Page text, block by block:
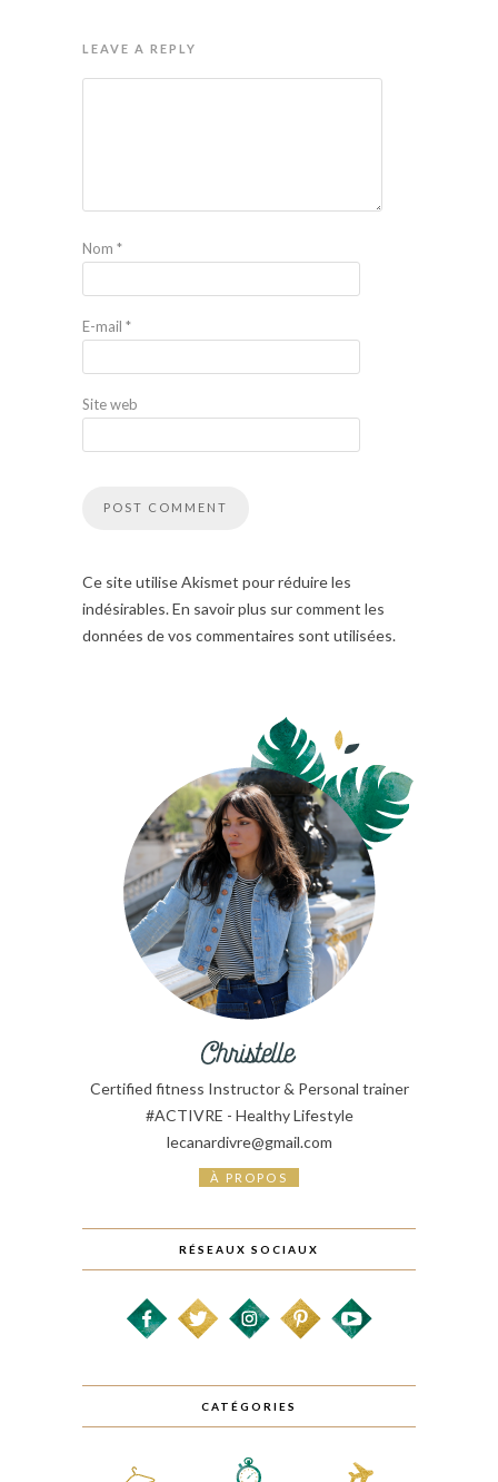
LEAVE A REPLY
Nom *
E-mail *
Site web
Ce site utilise Akismet pour réduire les
indésirables. En savoir plus sur comment les
données de vos commentaires sont utilisées.
Certified fitness Instructor & Personal trainer
#ACTIVRE - Healthy Lifestyle
lecanardivre@gmail.com
À PROPOS
RÉSEAUX SOCIAUX
CATÉGORIES